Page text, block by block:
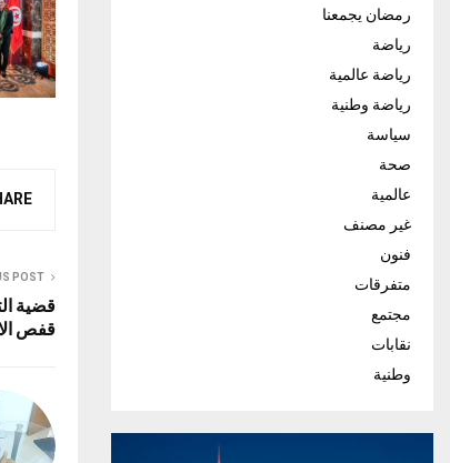
POST
قضية
قفص
رمضان يجمعنا
رياضة
رياضة عالمية
رياضة وطنية
سياسة
صحة
عالمية
غير مصنف
فنون
متفرقات
مجتمع
نقابات
وطنية